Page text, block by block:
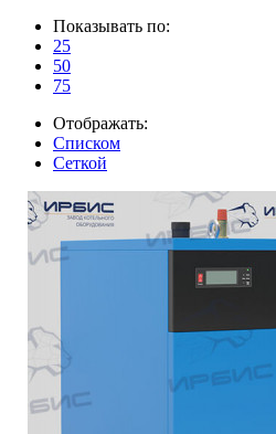
Показывать по:
25
50
75
Отображать:
Списком
Сеткой